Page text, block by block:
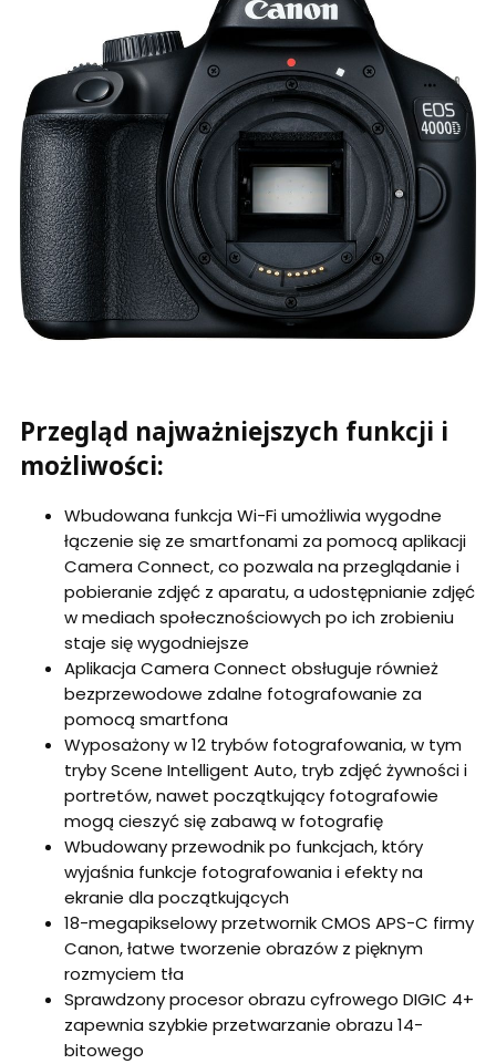
Przegląd najważniejszych funkcji i
możliwości:
Wbudowana funkcja Wi-Fi umożliwia wygodne
łączenie się ze smartfonami za pomocą aplikacji
Camera Connect, co pozwala na przeglądanie i
pobieranie zdjęć z aparatu, a udostępnianie zdjęć
w mediach społecznościowych po ich zrobieniu
staje się wygodniejsze
Aplikacja Camera Connect obsługuje również
bezprzewodowe zdalne fotografowanie za
pomocą smartfona
Wyposażony w 12 trybów fotografowania, w tym
tryby Scene Intelligent Auto, tryb zdjęć żywności i
portretów, nawet początkujący fotografowie
mogą cieszyć się zabawą w fotografię
Wbudowany przewodnik po funkcjach, który
wyjaśnia funkcje fotografowania i efekty na
ekranie dla początkujących
18-megapikselowy przetwornik CMOS APS-C firmy
Canon, łatwe tworzenie obrazów z pięknym
rozmyciem tła
Sprawdzony procesor obrazu cyfrowego DIGIC 4+
zapewnia szybkie przetwarzanie obrazu 14-
bitowego